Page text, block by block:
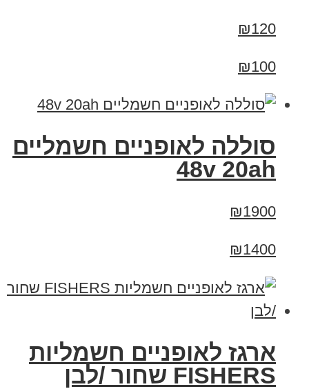
₪120
₪100
סוללה לאופניים חשמליים
48v 20ah
₪1900
₪1400
ארגז לאופניים חשמליות
FISHERS שחור /לבן